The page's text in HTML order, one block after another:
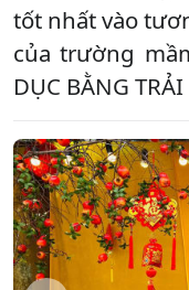
tốt nhất vào
của trường
DỤC BẰNG